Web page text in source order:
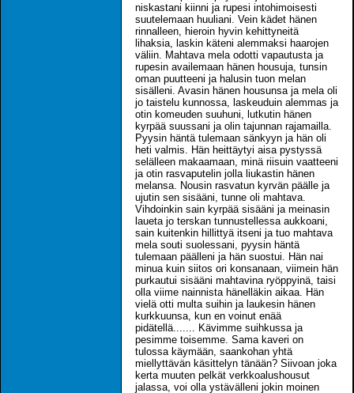
niskastani kiinni ja rupesi intohimoisesti
suutelemaan huuliani. Vein kädet hänen
rinnalleen, hieroin hyvin kehittyneitä
lihaksia, laskin käteni alemmaksi haarojen
väliin. Mahtava mela odotti vapautusta ja
rupesin availemaan hänen housuja, tunsin
oman puutteeni ja halusin tuon melan
sisälleni. Avasin hänen housunsa ja mela oli
jo taistelu kunnossa, laskeuduin alemmas ja
otin komeuden suuhuni, lutkutin hänen
kyrpää suussani ja olin tajunnan rajamailla.
Pyysin häntä tulemaan sänkyyn ja hän oli
heti valmis. Hän heittäytyi aisa pystyssä
selälleen makaamaan, minä riisuin vaatteeni
ja otin rasvaputelin jolla liukastin hänen
melansa. Nousin rasvatun kyrvän päälle ja
ujutin sen sisääni, tunne oli mahtava.
Vihdoinkin sain kyrpää sisääni ja meinasin
laueta jo terskan tunnustellessa aukkoani,
sain kuitenkin hillittyä itseni ja tuo mahtava
mela souti suolessani, pyysin häntä
tulemaan päälleni ja hän suostui. Hän nai
minua kuin siitos ori konsanaan, viimein hän
purkautui sisääni mahtavina ryöppyinä, taisi
olla viime nainnista hänelläkin aikaa. Hän
vielä otti multa suihin ja laukesin hänen
kurkkuunsa, kun en voinut enää
pidätellä....... Kävimme suihkussa ja
pesimme toisemme. Sama kaveri on
tulossa käymään, saankohan yhtä
miellyttävän käsittelyn tänään? Siivoan joka
kerta muuten pelkät verkkoalushousut
jalassa, voi olla ystävälleni jokin moinen